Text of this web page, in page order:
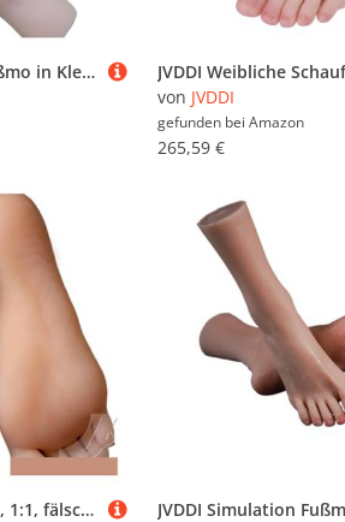
JVDDI Weibliches Fußmo in Kleiner Größe aus Silikon, Strümpfe, TPE-Mannequin, geklonter künstlicher Nagel, Schmuckdisplay for Kunst 3301(Skin Toes No Bone,Left Foot)
von JVDDI
gefunden bei Amazon
265,59 €
JVDDI Silikon-Fußmo, 1:1, fälschte weibliche Nalkunst, Skizze, Sandale, Anzei, Reflexzonenmassa, Maniküre, Praxis, Film-Requisiten 3719(Wheat All Silicone,Right Hand)